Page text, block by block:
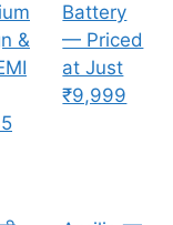
&
Battery
— Priced
at Just
₹9,999